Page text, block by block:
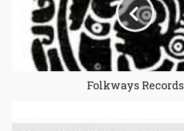
Folkways Records